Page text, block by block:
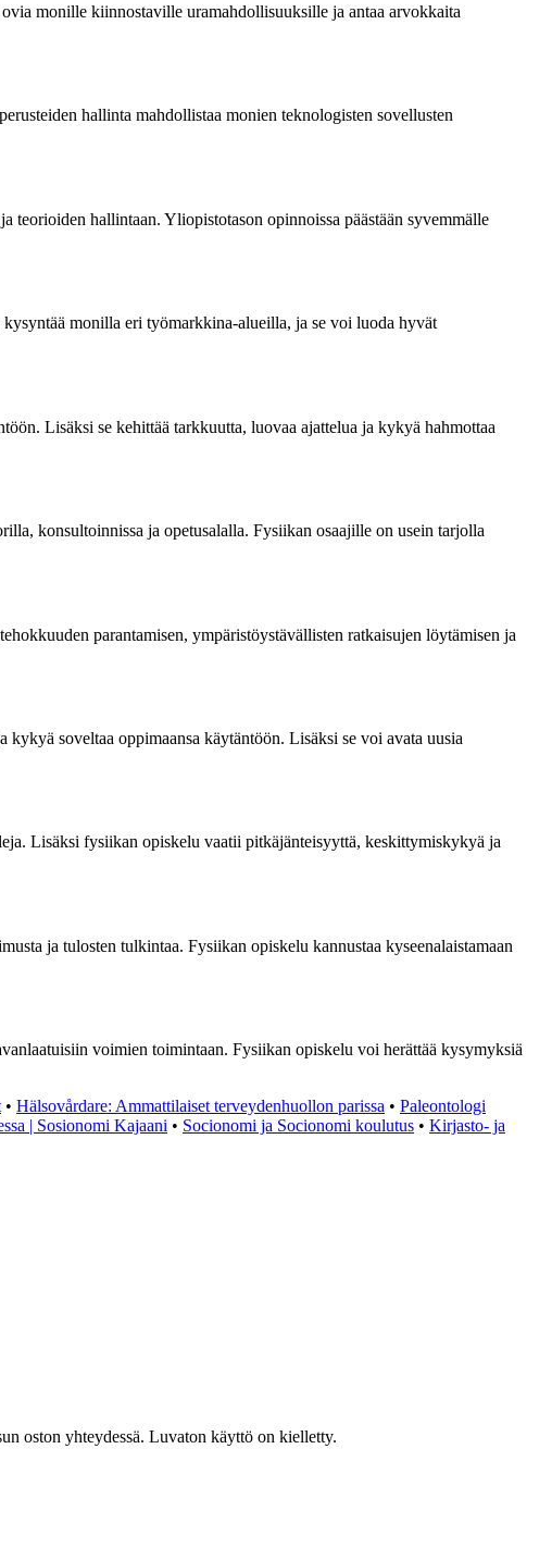
monille kiinnostaville uramahdollisuuksille ja antaa arvokkaita
hallinta mahdollistaa monien teknologisten sovellusten
hallintaan. Yliopistotason opinnoissa päästään syvemmälle
monilla eri työmarkkina-alueilla, ja se voi luoda hyvät
Lisäksi se kehittää tarkkuutta, luovaa ajattelua ja kykyä hahmottaa
konsultoinnissa ja opetusalalla. Fysiikan osaajille on usein tarjolla
parantamisen, ympäristöystävällisten ratkaisujen löytämisen ja
soveltaa oppimaansa käytäntöön. Lisäksi se voi avata uusia
Lisäksi fysiikan opiskelu vaatii pitkäjänteisyyttä, keskittymiskykyä ja
ja tulosten tulkintaa. Fysiikan opiskelu kannustaa kyseenalaistamaan
voimien toimintaan. Fysiikan opiskelu voi herättää kysymyksiä
• Hälsovårdare: Ammattilaiset terveydenhuollon parissa • Paleontologi
| Sosionomi Kajaani • Socionomi ja Socionomi koulutus • Kirjasto- ja
oston yhteydessä. Luvaton käyttö on kielletty.